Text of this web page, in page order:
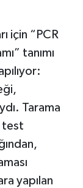
için “PCR
tanımı
Tarama
test
yapılan